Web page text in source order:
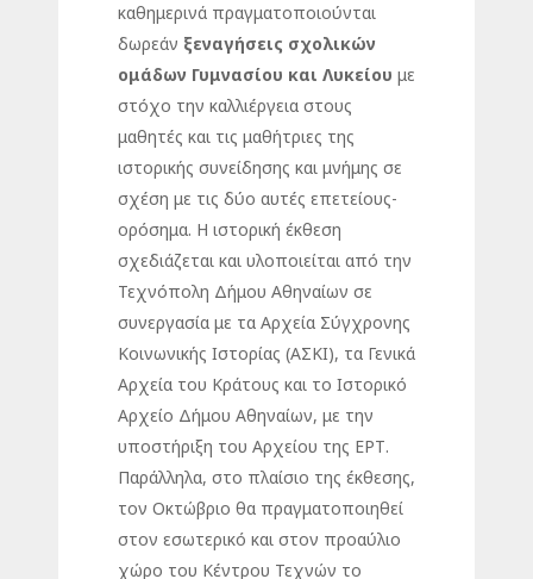
καθημερινά πραγματοποιούνται
δωρεάν ξεναγήσεις σχολικών
ομάδων Γυμνασίου και Λυκείου με
στόχο την καλλιέργεια στους
μαθητές και τις μαθήτριες της
ιστορικής συνείδησης και μνήμης σε
σχέση με τις δύο αυτές επετείους-
ορόσημα. Η ιστορική έκθεση
σχεδιάζεται και υλοποιείται από την
Τεχνόπολη Δήμου Αθηναίων σε
συνεργασία με τα Αρχεία Σύγχρονης
Κοινωνικής Ιστορίας (ΑΣΚΙ), τα Γενικά
Αρχεία του Κράτους και το Ιστορικό
Αρχείο Δήμου Αθηναίων, με την
υποστήριξη του Αρχείου της ΕΡΤ.
Παράλληλα, στο πλαίσιο της έκθεσης,
τον Οκτώβριο θα πραγματοποιηθεί
στον εσωτερικό και στον προαύλιο
χώρο του Κέντρου Τεχνών το